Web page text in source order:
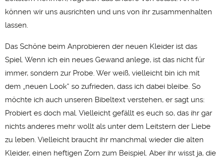
können wir uns ausrichten und uns von ihr zusammenhalten
lassen.
Das Schöne beim Anprobieren der neuen Kleider ist das
Spiel. Wenn ich ein neues Gewand anlege, ist das nicht für
immer, sondern zur Probe. Wer weiß, vielleicht bin ich mit
dem „neuen Look“ so zufrieden, dass ich dabei bleibe. So
möchte ich auch unseren Bibeltext verstehen, er sagt uns:
Probiert es doch mal. Vielleicht gefällt es euch so, das ihr gar
nichts anderes mehr wollt als unter dem Leitstern der Liebe
zu leben. Vielleicht braucht ihr manchmal wieder die alten
Kleider, einen heftigen Zorn zum Beispiel. Aber ihr wisst ja, die